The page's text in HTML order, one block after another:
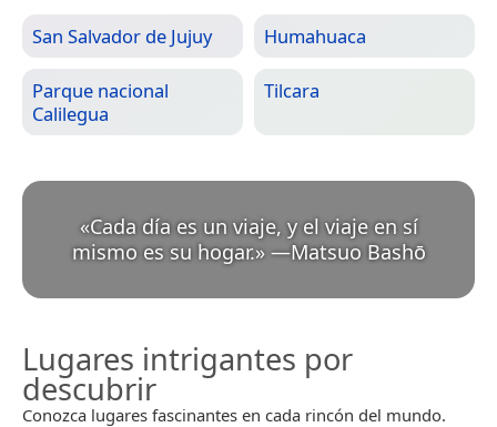
San Salvador de Jujuy Humahuaca
Parque nacional
Calilegua
Tilcara
«Cada día es un viaje, y el viaje en sí
mismo es su hogar.» —Matsuo Bashō
Lugares intrigantes por
descubrir
Conozca lugares fascinantes en cada rincón del mundo.